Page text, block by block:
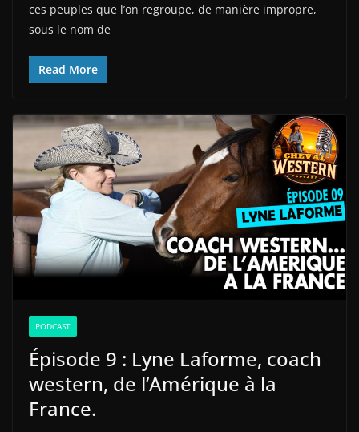
ces peuples que l’on regroupe, de manière impropre,
sous le nom de
Read More
PODCAST
Épisode 9 : Lyne Laforme, coach
western, de l’Amérique à la
France.